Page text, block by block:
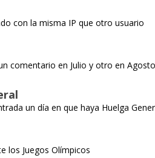
con la misma IP que otro usuario
comentario en Julio y otro en Agosto
un día en que haya Huelga
los Juegos Olímpicos